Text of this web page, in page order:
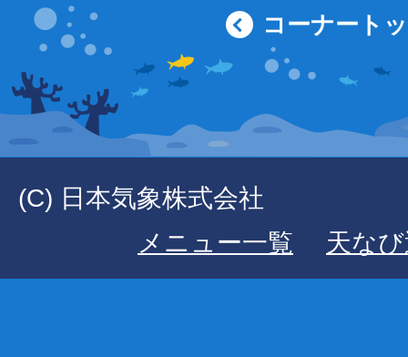
コーナート
(C) 日本気象株式会社
メニュー一覧
天な